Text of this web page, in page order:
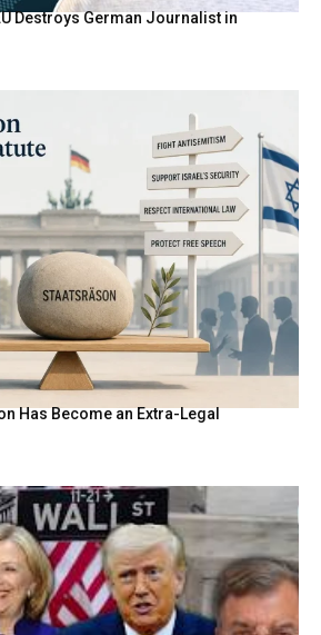
Destroys German Journalist in
Has Become an Extra-Legal